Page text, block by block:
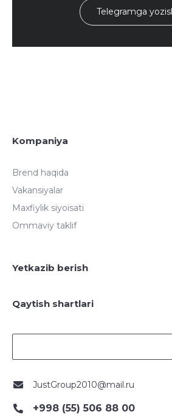
Telegramga
Kompaniya
Brend haqida
Vakansiyalar
Maxfiylik siyoisati
Ommaviy taklif
Yetkazib berish
Qaytish shartlari
JustGroup2010@mail.ru
+998 (55) 506 88 00